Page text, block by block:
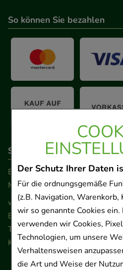
Der Schutz Ihrer Daten
Für die ordnungsgemäße
(z.B. Navigation, Warenkorb,
wir so genannte Cookies ein.
verwenden wir Cookies,
Technologien, um unsere
Verhaltensweisen
die Art und Weise der
So können Sie bezahlen
So erreichen Sie uns
Beratung und Kundenservice:
Montag - Freitag von 9.00 bis
www.ApoSalis.de· E-Mail:
Ernst-August-Platz 2 · 30159
Telefon 0511 89 71 80 0 ·
Kontaktformular